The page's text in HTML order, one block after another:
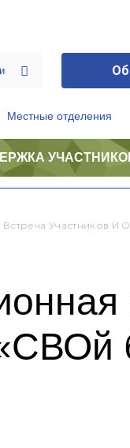
Местные отделения
Участников И